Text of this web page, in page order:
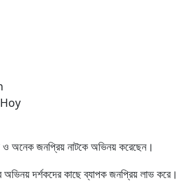
অনেক জনপ্রিয় নাটকে অভিনয় করেছেন।
দর্শকদের কাছে ব্যাপক জনপ্রিয় লাভ করে।